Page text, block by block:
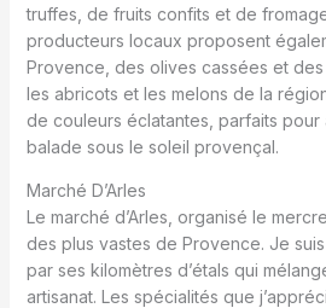
truffes, de fruits confits et de
producteurs locaux proposent
Provence, des olives cassées et des
les abricots et les melons de la
de couleurs éclatantes, parfaits
balade sous le soleil provençal.
Marché D’Arles
Le marché d’Arles, organisé le
des plus vastes de Provence. Je
par ses kilomètres d’étals qui
artisanat. Les spécialités que